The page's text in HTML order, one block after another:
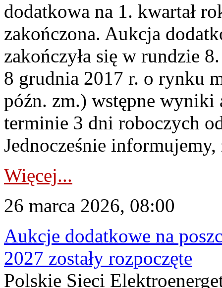
dodatkowa na 1. kwartał
zakończona. Aukcja
zakończyła się w rundzie
8 grudnia 2017 r. o rynku
późn. zm.) wstępne
terminie 3 dni roboczych
Jednocześnie informujemy,
Więcej...
26 marca 2026, 08:00
Aukcje dodatkowe na
2027 zostały rozpoczęte
Polskie Sieci